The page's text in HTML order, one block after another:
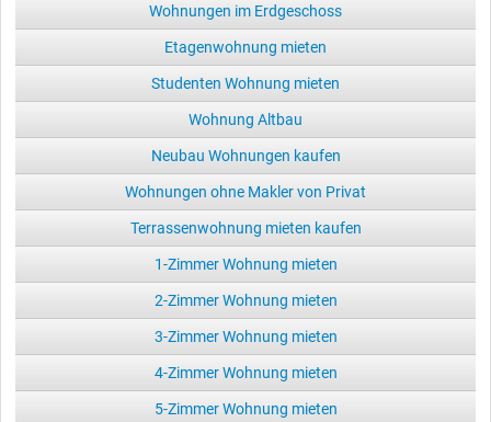
Wohnungen im Erdgeschoss
Etagenwohnung mieten
Studenten Wohnung mieten
Wohnung Altbau
Neubau Wohnungen kaufen
Wohnungen ohne Makler von Privat
Terrassenwohnung mieten kaufen
1-Zimmer Wohnung mieten
2-Zimmer Wohnung mieten
3-Zimmer Wohnung mieten
4-Zimmer Wohnung mieten
5-Zimmer Wohnung mieten